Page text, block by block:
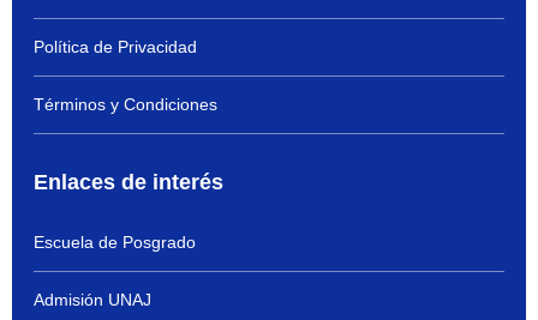
Política de Privacidad
Términos y Condiciones
Enlaces de interés
Escuela de Posgrado
Admisión UNAJ